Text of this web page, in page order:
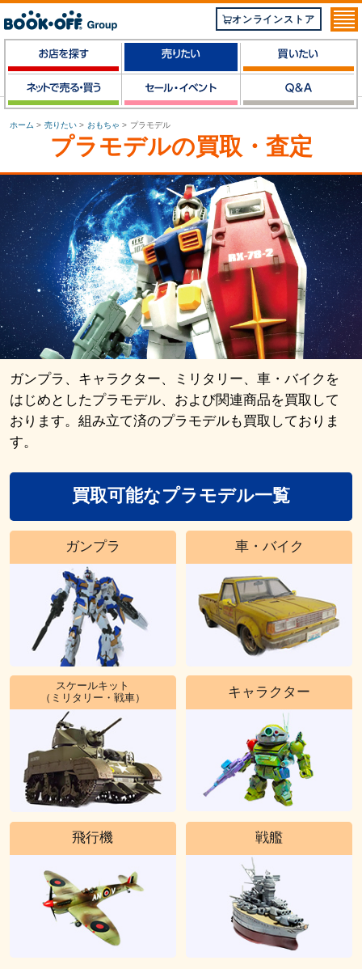
オンラインストア
ホーム > 売りたい> おもちゃ > プラモデル
プラモデルの買取・査定
ガンプラ、キャラクター、ミリタリー、車・バイクを
はじめとしたプラモデル、および関連商品を買取して
おります。組み立て済のプラモデルも買取しておりま
す。
買取可能なプラモデル一覧
ガンプラ 車・バイク
スケールキット
（ミリタリー・戦車）
キャラクター
飛行機 戦艦